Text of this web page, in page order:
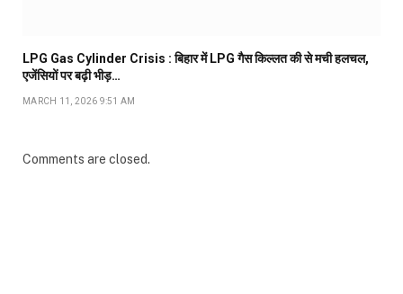
LPG Gas Cylinder Crisis : बिहार में LPG गैस किल्लत की से मची हलचल,
एजेंसियों पर बढ़ी भीड़…
MARCH 11, 2026 9:51 AM
Comments are closed.